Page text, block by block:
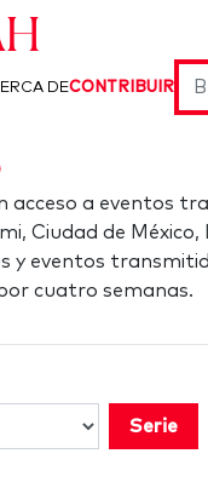
DECONTRIBUIR
acceso a eventos
Ciudad de México,
y eventos
cuatro semanas.
Serie